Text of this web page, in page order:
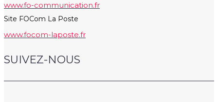
www.fo-communication.fr
Site FOCom La Poste
www.focom-laposte.fr
SUIVEZ-NOUS